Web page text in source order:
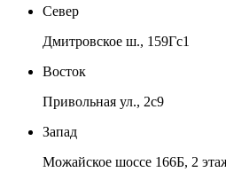
Север
Дмитровское ш., 159Гс1
Восток
Привольная ул., 2с9
Запад
Можайское шоссе 166Б, 2